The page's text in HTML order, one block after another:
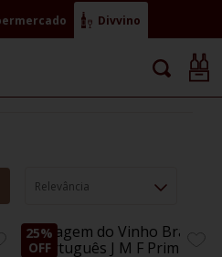
Divvino
Relevância
ADICIONE
25%
OFF